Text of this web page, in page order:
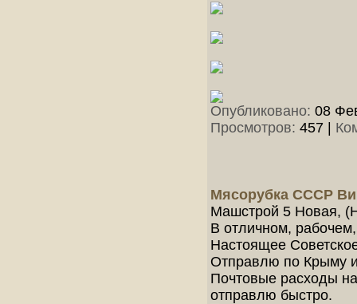
Опубликовано: 08
Просмотров: 457
Мясорубка СССР
Машстрой 5 Новая,
В отличном,
Настоящее
Отправлю по Крыму
Почтовые расходы
отправлю быстро.